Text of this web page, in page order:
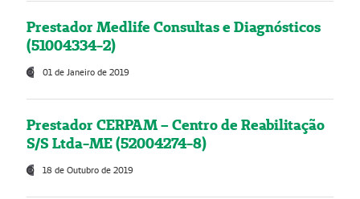
Prestador Medlife Consultas e Diagnósticos
(51004334-2)
01 de Janeiro de 2019
Prestador CERPAM – Centro de Reabilitação
S/S Ltda-ME (52004274-8)
18 de Outubro de 2019